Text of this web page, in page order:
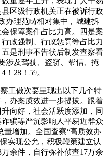
区级行政机关正在被诉行政
办理范畴相对集中，城建拆
保障案件占比力高。四是案
政强制、行政惩罚等占比力
是刑事不告状后制发查察看
涉及驾驶、盗窃、帮信、掩
！28！59。
做次要呈现出以下几个特
办案质效进一步提拔。跟着
向好，社会活跃度添加，同
骗等严沉影响人平易近群众
量增加。全国查察“高质效办
实现公允，积极鞭策建立认
余件，自行弥补侦查17万余